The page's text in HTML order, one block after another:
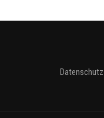
Datenschutz